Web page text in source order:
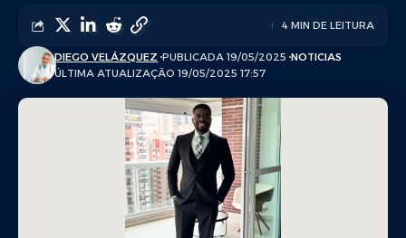
ÚLTIMA ATUALIZAÇÃO 19/05/2025 17:57
DIEGO VELÁZQUEZ PUBLICADA 19/05/2025 NOTICIAS
4 MIN DE LEITURA